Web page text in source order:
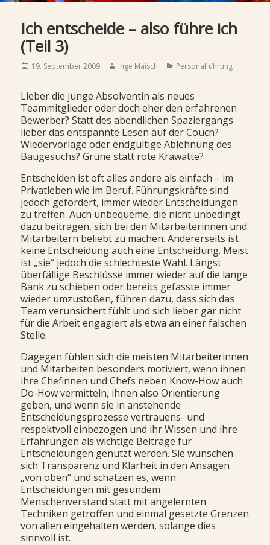
Ich entscheide – also führe ich
(Teil 3)
Posted
19. September 2009 Author
Inge Maisch Categories
Personalführung
Lieber die junge Absolventin als neues
Teammitglieder oder doch eher den erfahrenen
Bewerber? Statt des abendlichen Spaziergangs
lieber das entspannte Lesen auf der Couch?
Wiedervorlage oder endgültige Ablehnung des
Baugesuchs? Grüne statt rote Krawatte?
Entscheiden ist oft alles andere als einfach – im
Privatleben wie im Beruf. Führungskräfte sind
jedoch gefordert, immer wieder Entscheidungen
zu treffen. Auch unbequeme, die nicht unbedingt
dazu beitragen, sich bei den Mitarbeiterinnen und
Mitarbeitern beliebt zu machen. Andererseits ist
keine Entscheidung auch eine Entscheidung. Meist
ist „sie“ jedoch die schlechteste Wahl. Längst
überfällige Beschlüsse immer wieder auf die lange
Bank zu schieben oder bereits gefasste immer
wieder umzustoßen, führen dazu, dass sich das
Team verunsichert fühlt und sich lieber gar nicht
für die Arbeit engagiert als etwa an einer falschen
Stelle.
Dagegen fühlen sich die meisten Mitarbeiterinnen
und Mitarbeiten besonders motiviert, wenn ihnen
ihre Chefinnen und Chefs neben Know-How auch
Do-How vermitteln, ihnen also Orientierung
geben, und wenn sie in anstehende
Entscheidungsprozesse vertrauens- und
respektvoll einbezogen und ihr Wissen und ihre
Erfahrungen als wichtige Beiträge für
Entscheidungen genutzt werden. Sie wünschen
sich Transparenz und Klarheit in den Ansagen
„von oben“ und schätzen es, wenn
Entscheidungen mit gesundem
Menschenverstand statt mit angelernten
Techniken getroffen und einmal gesetzte Grenzen
von allen eingehalten werden, solange dies
sinnvoll ist.